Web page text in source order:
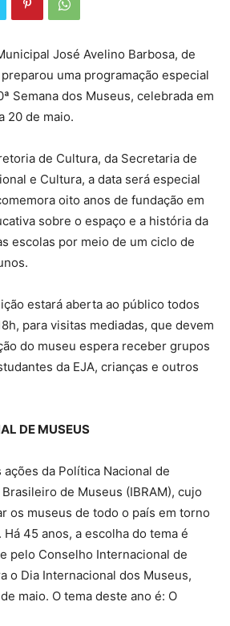
José Avelino Barbosa, de
uma programação especial
Semana dos Museus, celebrada em
20 de maio.
de Cultura, da Secretaria de
e Cultura, a data será especial
oito anos de fundação em
sobre o espaço e a história da
escolas por meio de um ciclo de
estará aberta ao público todos
para visitas mediadas, que devem
do museu espera receber grupos
da EJA, crianças e outros
DE MUSEUS
da Política Nacional de
de Museus (IBRAM), cujo
os museus de todo o país em torno
45 anos, a escolha do tema é
pelo Conselho Internacional de
o Dia Internacional dos Museus,
maio. O tema deste ano é: O